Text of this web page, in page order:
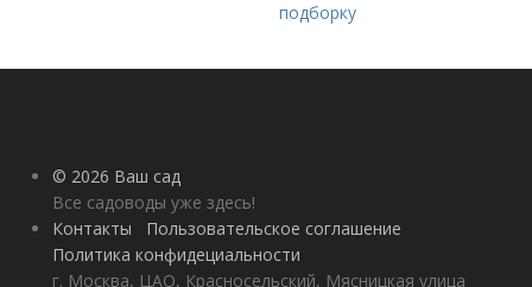
подборку
© 2026 Ваш сад
Все садоводы уже здесь!
Контакты
Пользовательское соглашение
Политика конфидециальности
г. Москва, ЦАО, Красносельский, Мясницкая улица